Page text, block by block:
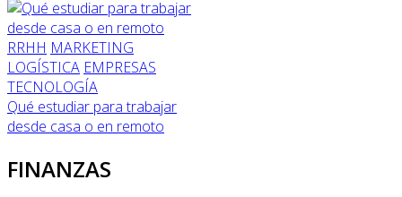
RRHH MARKETING
LOGÍSTICA EMPRESAS
TECNOLOGÍA
Qué estudiar para trabajar
desde casa o en remoto
FINANZAS